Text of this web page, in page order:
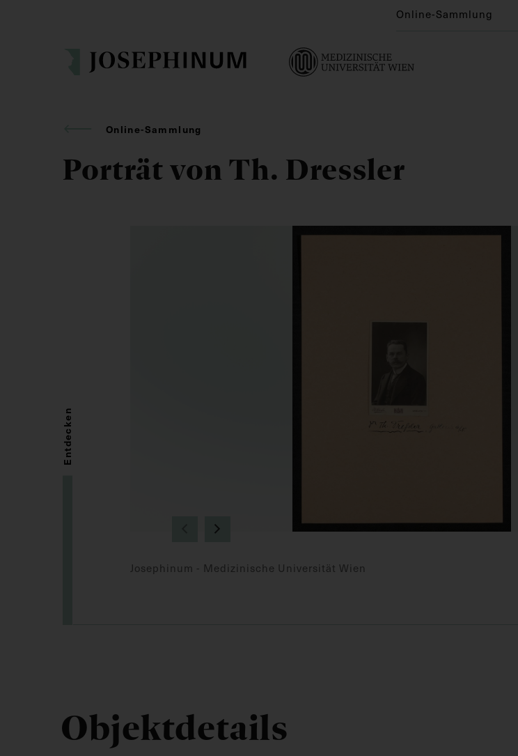
Online-Sammlung
Online-Sammlung
Porträt von Th. Dressler
Josephinum - Medizinische Universität Wien
Entdecken
Objektdetails